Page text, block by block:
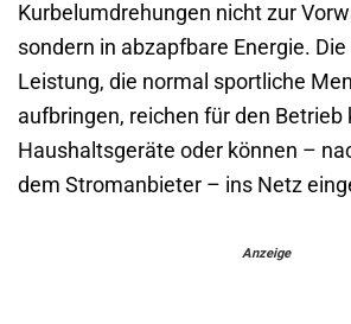
Kurbelumdrehungen nicht zur
sondern in abzapfbare Energie.
Leistung, die normal sportliche
aufbringen, reichen für den Betrieb
Haushaltsgeräte oder können –
dem Stromanbieter – ins Netz
Anzeige